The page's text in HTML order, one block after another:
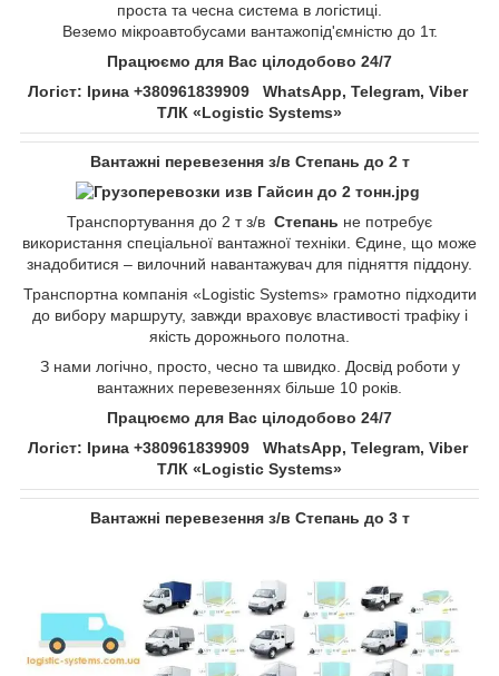
проста та чесна система в логістиці.
Веземо мікроавтобусами вантажопід'ємністю до 1т.
Працюємо для Вас цілодобово 24/7
Логіст: Ірина +380961839909 WhatsApp, Telegram, Viber
ТЛК «Logistic Systems»
Вантажні перевезення з/в Степань до 2 т
Транспортування до 2 т з/в Степань не потребує
використання спеціальної вантажної техніки. Єдине, що може
знадобитися – вилочний навантажувач для підняття піддону.
Транспортна компанія «Logistic Systems» грамотно підходити
до вибору маршруту, завжди враховує властивості трафіку і
якість дорожнього полотна.
З нами логічно, просто, чесно та швидко. Досвід роботи у
вантажних перевезеннях більше 10 років.
Працюємо для Вас цілодобово 24/7
Логіст: Ірина +380961839909 WhatsApp, Telegram, Viber
ТЛК «Logistic Systems»
Вантажні перевезення з/в Степань до 3 т